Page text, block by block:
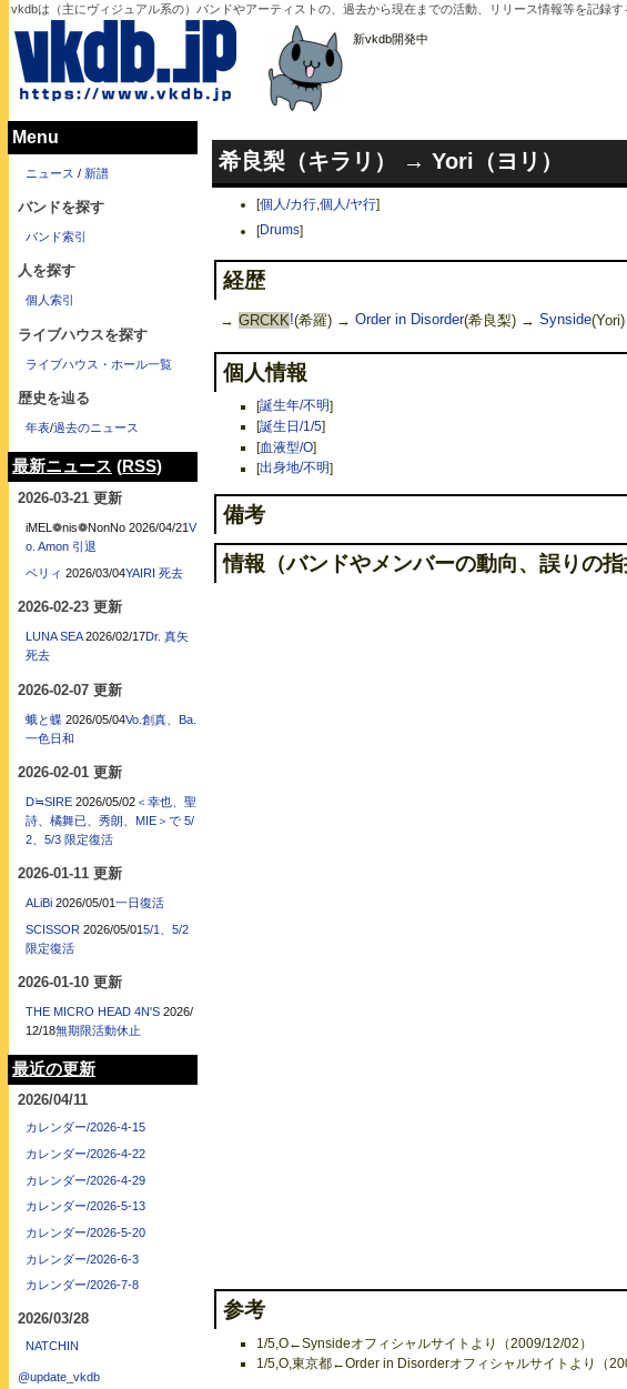
vkdbは（主にヴィジュアル系の）バンドやアーティストの、過去から現在までの活動、リリース情報等を記録
新vkdb開発中
希良梨（キラリ） → Yori（ヨリ）
[個人/カ行,個人/ヤ行]
[Drums]
経歴
→ GRCKK!(希羅) → Order in Disorder(希良梨) → Synside
個人情報
[誕生年/不明]
[誕生日/1/5]
[血液型/O]
[出身地/不明]
備考
情報（バンドやメンバーの動向、誤りの指
参考
1/5,O←Synsideオフィシャルサイトより（2009/12/02）
1/5,O,東京都←Order in Disorderオフィシャルサイトより（
Menu
ニュース / 新譜
バンドを探す
バンド索引
人を探す
個人索引
ライブハウスを探す
ライブハウス・ホール一覧
歴史を辿る
年表/過去のニュース
最新ニュース (RSS)
2026-03-21 更新
iMEL❁nis❁NonNo 2026/04/21 V
o. Amon 引退
ベリィ 2026/03/04YAIRI 死去
2026-02-23 更新
LUNA SEA 2026/02/17Dr. 真矢
死去
2026-02-07 更新
蛾と蝶 2026/05/04Vo.創真、Ba.
一色日和
2026-02-01 更新
D≒SIRE 2026/05/02＜幸也、聖
詩、橘舞已、秀朗、MIE＞で 5/
2、5/3 限定復活
2026-01-11 更新
ALiBi 2026/05/01一日復活
SCISSOR 2026/05/015/1、5/2
限定復活
2026-01-10 更新
THE MICRO HEAD 4N'S 2026/
12/18無期限活動休止
最近の更新
2026/04/11
カレンダー/2026-4-15
カレンダー/2026-4-22
カレンダー/2026-4-29
カレンダー/2026-5-13
カレンダー/2026-5-20
カレンダー/2026-6-3
カレンダー/2026-7-8
2026/03/28
NATCHIN
@update_vkdb